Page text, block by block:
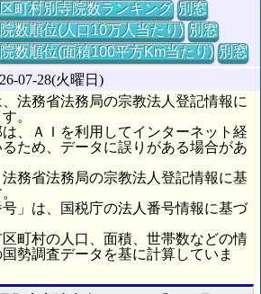
町村別寺院数ランキング 別窓
数順位(人口10万人当たり) 別窓
数順位(面積100平方Km当たり) 別窓
07-28(火曜日)
、法務省法務局の宗教法人登記情報に
。
は、ＡＩを利用してインターネット経
ため、データに誤りがある場合があ
法務省法務局の宗教法人登記情報に基
号」は、国税庁の法人番号情報に基づ
区町村の人口、面積、世帯数などの情
勢調査データを基に計算していま